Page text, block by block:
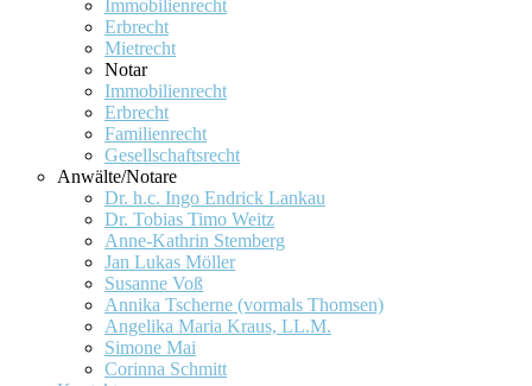
Immobilienrecht
Erbrecht
Mietrecht
Notar
Immobilienrecht
Erbrecht
Familienrecht
Gesellschaftsrecht
Anwälte/Notare
Dr. h.c. Ingo Endrick Lankau
Dr. Tobias Timo Weitz
Anne-Kathrin Stemberg
Jan Lukas Möller
Susanne Voß
Annika Tscherne (vormals Thomsen)
Angelika Maria Kraus, LL.M.
Simone Mai
Corinna Schmitt